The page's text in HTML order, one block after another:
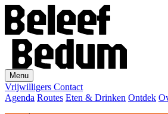
Menu
Vrijwilligers Contact
Agenda Routes Eten & Drinken Ontdek